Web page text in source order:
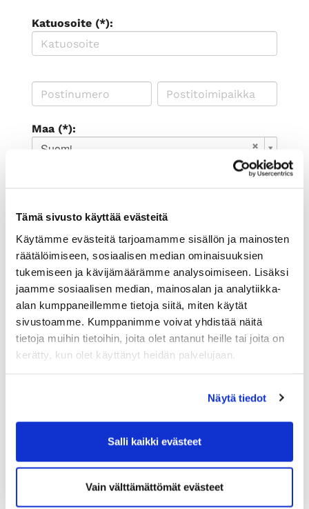
Tämä sivusto käyttää evästeitä
Käytämme evästeitä tarjoamamme sisällön ja mainosten
räätälöimiseen, sosiaalisen median ominaisuuksien
tukemiseen ja kävijämäärämme analysoimiseen. Lisäksi
jaamme sosiaalisen median, mainosalan ja analytiikka-
alan kumppaneillemme tietoja siitä, miten käytät
sivustoamme. Kumppanimme voivat yhdistää näitä
tietoja muihin tietoihin, joita olet antanut heille tai joita on
kerätty, kun olet käyttänyt heidän palvelujaan.
Näytä tiedot
Salli kaikki evästeet
Vain välttämättömät evästeet
Katuosoite (*):
Maa (*):
Suomi
Rekisteröidy
uutiskirjeen
Olen lukenut tietosuojaselosteen ja
hyväksyn henkilötietojeni käsittelyn (*)
(*) Tieto on pakollinen